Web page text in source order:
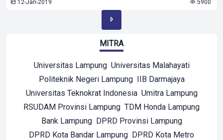
12-Jan-2019 5900
MITRA
Universitas Lampung Universitas Malahayati
Politeknik Negeri Lampung IIB Darmajaya
Universitas Teknokrat Indonesia Umitra Lampung
RSUDAM Provinsi Lampung TDM Honda Lampung
Bank Lampung DPRD Provinsi Lampung
DPRD Kota Bandar Lampung DPRD Kota Metro